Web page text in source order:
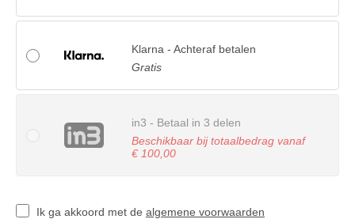
Klarna - Achteraf betalen
Gratis
in3 - Betaal in 3 delen
Beschikbaar bij totaalbedrag vanaf
€ 100,00
Ik ga akkoord met de algemene voorwaarden